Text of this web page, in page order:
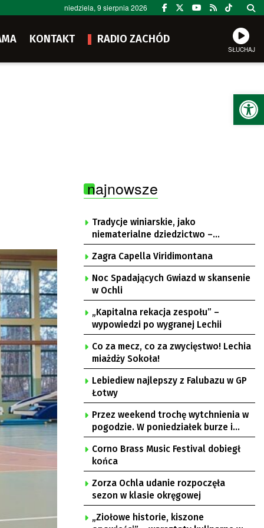
niedziela, 9 sierpnia 2026
KONTAKT RADIO ZACHÓD
SŁUCHAJ
najnowsze
Tradycje winiarskie, jako
niematerialne dziedzictwo –
konsultacje i projekt
Zagra Capella Viridimontana
Noc Spadających Gwiazd w skansenie
w Ochli
„Kapitalna rekacja zespołu” –
wypowiedzi po wygranej Lechii
Co za mecz, co za zwycięstwo! Lechia
miażdży Sokoła!
Lebiediew najlepszy z Falubazu w GP
Łotwy
Przez weekend trochę wytchnienia w
pogodzie. W poniedziałek burze i
upał
Corno Brass Music Festival dobiegł
końca
Zorza Ochla udanie rozpoczęła
sezon w klasie okręgowej
„Ziołowe historie, kiszone